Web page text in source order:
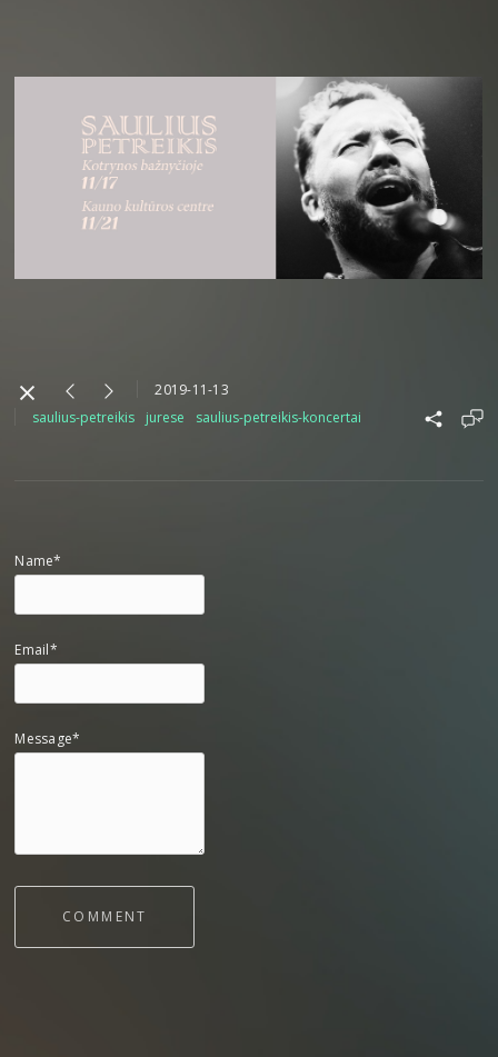
2019-11-13
saulius-petreikis
jurese saulius-petreikis-koncertai
Name*
Email*
Message*
COMMENT